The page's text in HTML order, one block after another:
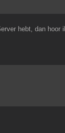
hebt, dan hoor